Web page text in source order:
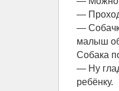
—
—
малыш
Собака
— Ну
ребёнку.